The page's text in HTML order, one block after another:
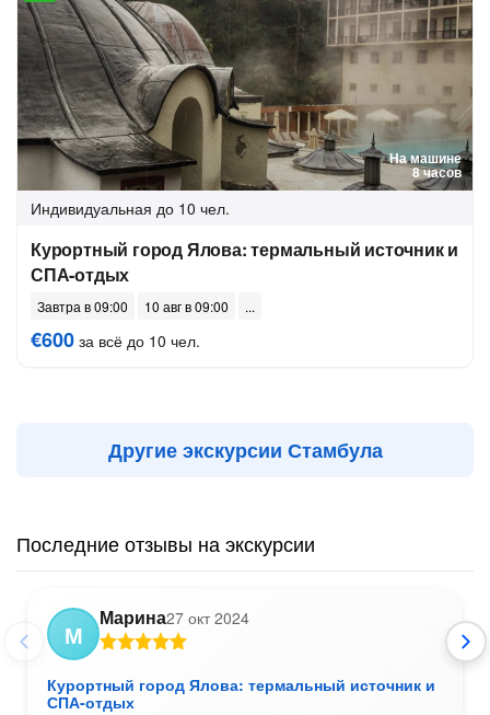
На машине
8 часов
Индивидуальная до 10 чел.
Курортный город Ялова: термальный источник и
СПА-отдых
Завтра в 09:00 10 авг в 09:00
€600 за всё до 10 чел.
Другие экскурсии Стамбула
Последние отзывы на экскурсии
М
Марина27 окт 2024
Курортный город Ялова: термальный источник и
СПА-отдых